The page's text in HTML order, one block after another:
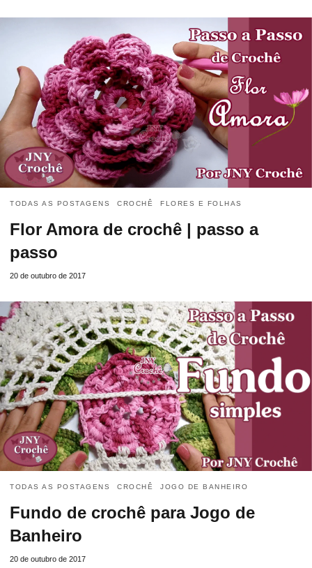
TODAS AS POSTAGENS CROCHÊ FLORES E FOLHAS
Flor Amora de crochê | passo a
passo
20 de outubro de 2017
TODAS AS POSTAGENS CROCHÊ JOGO DE BANHEIRO
Fundo de crochê para Jogo de
Banheiro
20 de outubro de 2017